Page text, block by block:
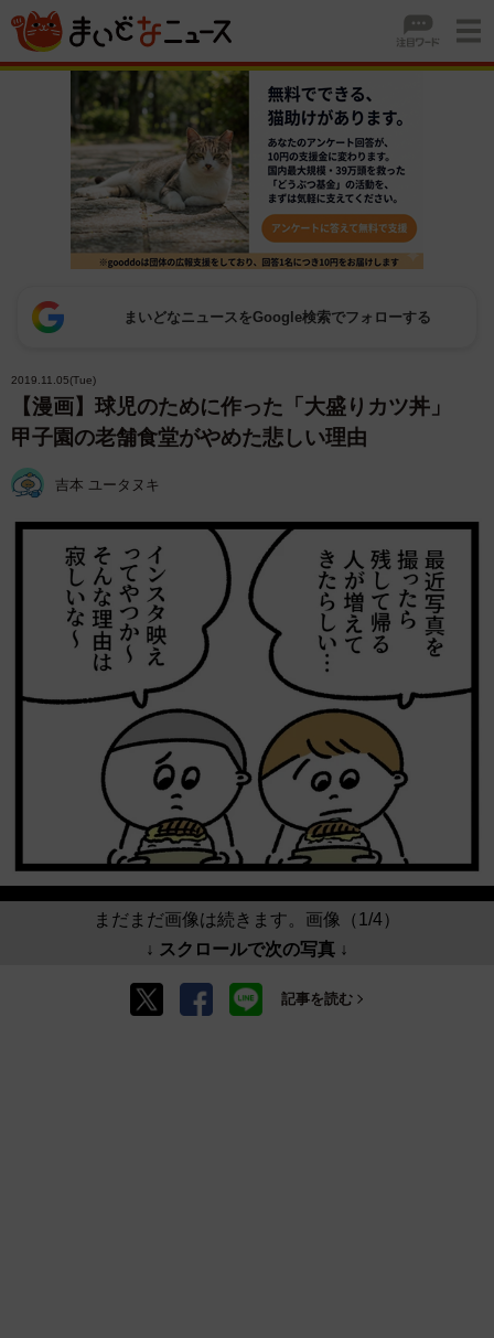
まいどなニュースをGoogle検索でフォローする
2019.11.05(Tue)
【漫画】球児のために作った「大盛りカツ丼」
甲子園の老舗食堂がやめた悲しい理由
吉本 ユータヌキ
まだまだ画像は続きます。画像（1/4）
↓ スクロールで次の写真 ↓
記事を読む